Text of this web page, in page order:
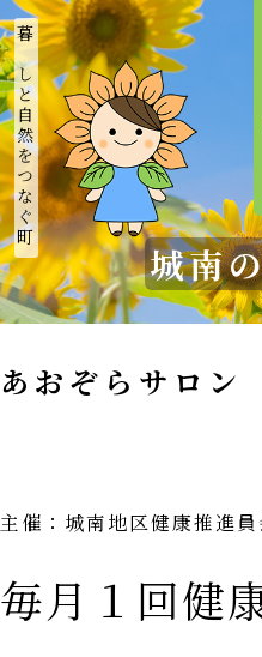
暮らしと自然をつなぐ町 城南まち
城南
あおぞらサロン
主催：城南地区健康推進員
毎月１回健